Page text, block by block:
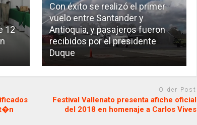
12
Con éxito se realizó el primer
vuelo entre Santander y
Antioquia, y pasajeros fueron
recibidos por el presidente
Duque
Older Post
Festival Vallenato presenta afiche oficial
del 2018 en homenaje a Carlos Vives